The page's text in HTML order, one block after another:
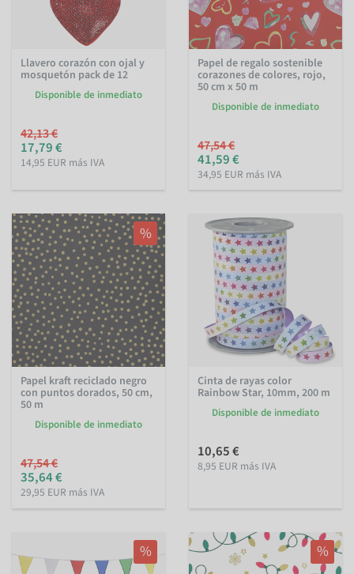
Llavero corazón con ojal y
mosquetón pack de 12
Disponible de inmediato
42,13 €
17,79 €
14,95 EUR más IVA
Papel de regalo sostenible
corazones de colores, rojo,
50 cm x 50 m
Disponible de inmediato
47,54 €
41,59 €
34,95 EUR más IVA
%
Papel kraft reciclado negro
con puntos dorados, 50 cm,
50 m
Disponible de inmediato
47,54 €
35,64 €
29,95 EUR más IVA
Cinta de rayas color
Rainbow Star, 10mm, 200 m
Disponible de inmediato
10,65 €
8,95 EUR más IVA
% %